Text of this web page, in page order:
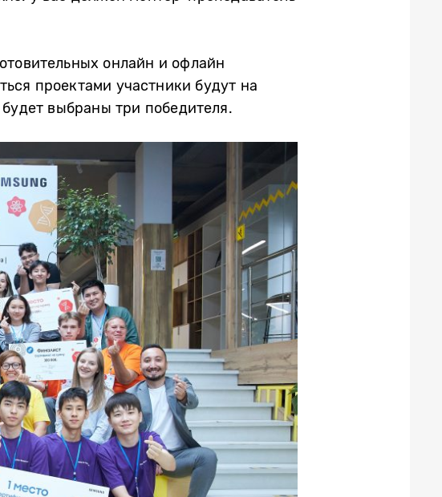
онлайн и офлайн
проектами участники будут на
выбраны три победителя.